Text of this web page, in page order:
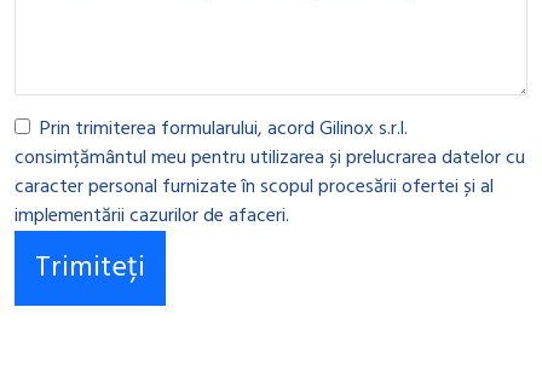
Prin trimiterea formularului, acord Gilinox s.r.l.
consimțământul meu pentru utilizarea și prelucrarea datelor cu
caracter personal furnizate în scopul procesării ofertei și al
implementării cazurilor de afaceri.